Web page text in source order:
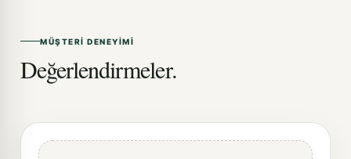
MÜŞTERI DENEYIMI
Değerlendirmeler.